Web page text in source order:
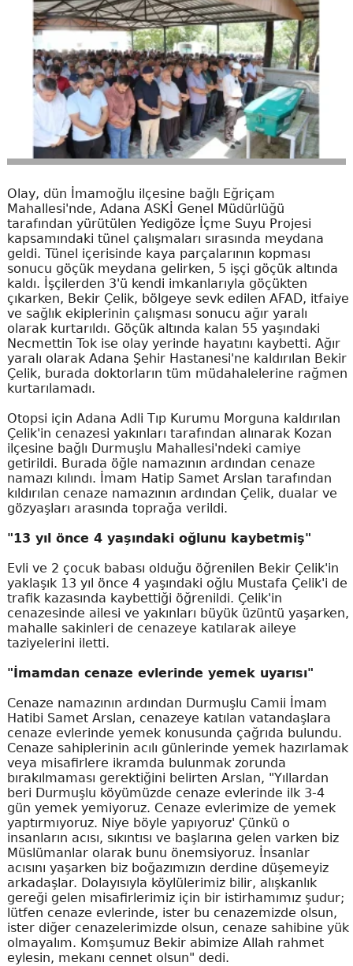
Olay, dün İmamoğlu ilçesine bağlı Eğriçam
Mahallesi'nde, Adana ASKİ Genel Müdürlüğü
tarafından yürütülen Yedigöze İçme Suyu Projesi
kapsamındaki tünel çalışmaları sırasında meydana
geldi. Tünel içerisinde kaya parçalarının kopması
sonucu göçük meydana gelirken, 5 işçi göçük altında
kaldı. İşçilerden 3'ü kendi imkanlarıyla göçükten
çıkarken, Bekir Çelik, bölgeye sevk edilen AFAD, itfaiye
ve sağlık ekiplerinin çalışması sonucu ağır yaralı
olarak kurtarıldı. Göçük altında kalan 55 yaşındaki
Necmettin Tok ise olay yerinde hayatını kaybetti. Ağır
yaralı olarak Adana Şehir Hastanesi'ne kaldırılan Bekir
Çelik, burada doktorların tüm müdahalelerine rağmen
kurtarılamadı.
Otopsi için Adana Adli Tıp Kurumu Morguna kaldırılan
Çelik'in cenazesi yakınları tarafından alınarak Kozan
ilçesine bağlı Durmuşlu Mahallesi'ndeki camiye
getirildi. Burada öğle namazının ardından cenaze
namazı kılındı. İmam Hatip Samet Arslan tarafından
kıldırılan cenaze namazının ardından Çelik, dualar ve
gözyaşları arasında toprağa verildi.
"13 yıl önce 4 yaşındaki oğlunu kaybetmiş"
Evli ve 2 çocuk babası olduğu öğrenilen Bekir Çelik'in
yaklaşık 13 yıl önce 4 yaşındaki oğlu Mustafa Çelik'i de
trafik kazasında kaybettiği öğrenildi. Çelik'in
cenazesinde ailesi ve yakınları büyük üzüntü yaşarken,
mahalle sakinleri de cenazeye katılarak aileye
taziyelerini iletti.
"İmamdan cenaze evlerinde yemek uyarısı"
Cenaze namazının ardından Durmuşlu Camii İmam
Hatibi Samet Arslan, cenazeye katılan vatandaşlara
cenaze evlerinde yemek konusunda çağrıda bulundu.
Cenaze sahiplerinin acılı günlerinde yemek hazırlamak
veya misafirlere ikramda bulunmak zorunda
bırakılmaması gerektiğini belirten Arslan, "Yıllardan
beri Durmuşlu köyümüzde cenaze evlerinde ilk 3-4
gün yemek yemiyoruz. Cenaze evlerimize de yemek
yaptırmıyoruz. Niye böyle yapıyoruz' Çünkü o
insanların acısı, sıkıntısı ve başlarına gelen varken biz
Müslümanlar olarak bunu önemsiyoruz. İnsanlar
acısını yaşarken biz boğazımızın derdine düşemeyiz
arkadaşlar. Dolayısıyla köylülerimiz bilir, alışkanlık
gereği gelen misafirlerimiz için bir istirhamımız şudur;
lütfen cenaze evlerinde, ister bu cenazemizde olsun,
ister diğer cenazelerimizde olsun, cenaze sahibine yük
olmayalım. Komşumuz Bekir abimize Allah rahmet
eylesin, mekanı cennet olsun" dedi.